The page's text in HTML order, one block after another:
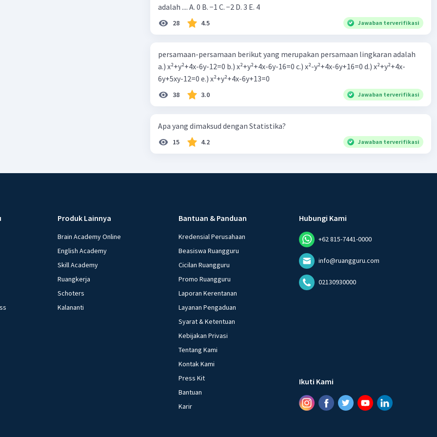
Beri Rating· 0.0 (0)
adalah .... A. 0 B. −1 C. −2 D. 3 E. 4
28 4.5 Jawaban terverifikasi
persamaan-persamaan berikut yang merupakan persamaan lingkaran adalah
a.) x²+y²+4x-6y-12=0 b.) x²+y²+4x-6y-16=0 c.) x²-y²+4x-6y+16=0 d.) x²+y²+4x-
6y+5xy-12=0 e.) x²+y²+4x-6y+13=0
38 3.0 Jawaban terverifikasi
Apa yang dimaksud dengan Statistika?
15 4.2 Jawaban terverifikasi
Produk Lainnya
Brain Academy Online
English Academy
Skill Academy
Ruangkerja
Schoters
Kalananti
Bantuan & Panduan
Kredensial Perusahaan
Beasiswa Ruangguru
Cicilan Ruangguru
Promo Ruangguru
Laporan Kerentanan
Layanan Pengaduan
Syarat & Ketentuan
Kebijakan Privasi
Tentang Kami
Kontak Kami
Press Kit
Bantuan
Karir
Hubungi Kami
+62 815-7441-0000
info@ruangguru.com
02130930000
Ikuti Kami